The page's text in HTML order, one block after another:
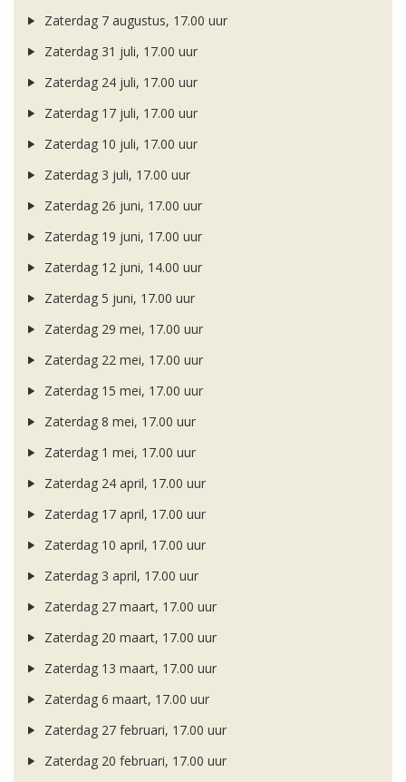
Zaterdag 7 augustus, 17.00 uur
Zaterdag 31 juli, 17.00 uur
Zaterdag 24 juli, 17.00 uur
Zaterdag 17 juli, 17.00 uur
Zaterdag 10 juli, 17.00 uur
Zaterdag 3 juli, 17.00 uur
Zaterdag 26 juni, 17.00 uur
Zaterdag 19 juni, 17.00 uur
Zaterdag 12 juni, 14.00 uur
Zaterdag 5 juni, 17.00 uur
Zaterdag 29 mei, 17.00 uur
Zaterdag 22 mei, 17.00 uur
Zaterdag 15 mei, 17.00 uur
Zaterdag 8 mei, 17.00 uur
Zaterdag 1 mei, 17.00 uur
Zaterdag 24 april, 17.00 uur
Zaterdag 17 april, 17.00 uur
Zaterdag 10 april, 17.00 uur
Zaterdag 3 april, 17.00 uur
Zaterdag 27 maart, 17.00 uur
Zaterdag 20 maart, 17.00 uur
Zaterdag 13 maart, 17.00 uur
Zaterdag 6 maart, 17.00 uur
Zaterdag 27 februari, 17.00 uur
Zaterdag 20 februari, 17.00 uur